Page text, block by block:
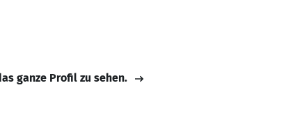
ganze Profil zu sehen.